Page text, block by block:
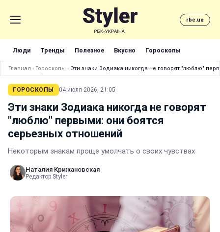
rbc.ua
Люди Тренды Полезное Вкусно Гороскопы
Главная › Гороскопы › Эти знаки Зодиака никогда не говорят "люблю"
ГОРОСКОПЫ 04 июля 2026, 21:05
Эти знаки Зодиака никогда не говорят
"люблю" первыми: они боятся
серьезных отношений
Некоторым знакам проще умолчать о своих чувствах
Наталия Крижановская
Редактор Styler